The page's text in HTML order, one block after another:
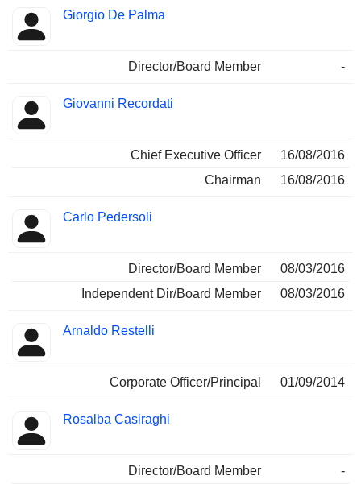
Giorgio De Palma
Director/Board Member -
Giovanni Recordati
Chief Executive Officer
16/08/2016
Chairman
16/08/2016
Carlo Pedersoli
Director/Board Member
08/03/2016
Independent Dir/Board Member
08/03/2016
Arnaldo Restelli
Corporate Officer/Principal 01/09/2014
Rosalba Casiraghi
Director/Board Member
-